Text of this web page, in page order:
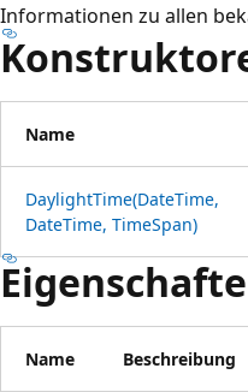
Informationen zu allen
Name
DaylightTime(DateTime,
DateTime, TimeSpan)
Name Beschreibung